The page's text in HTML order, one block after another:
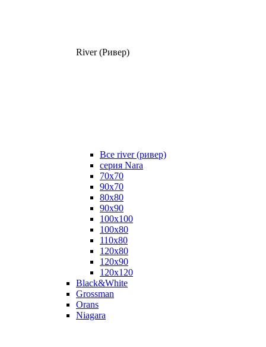
River (Ривер)
Все river (ривер)
серия Nara
70х70
90х70
80x80
90x90
100x100
100х80
110х80
120x80
120х90
120х120
Black&White
Grossman
Orans
Niagara